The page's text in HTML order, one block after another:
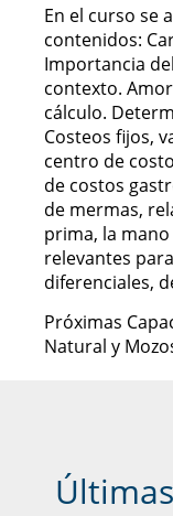
En el curso se
contenidos:
Importancia
contexto.
cálculo.
Costeos fijos,
centro de
de costos
de mermas,
prima, la
relevantes
diferenciales,
Próximas
Natural y